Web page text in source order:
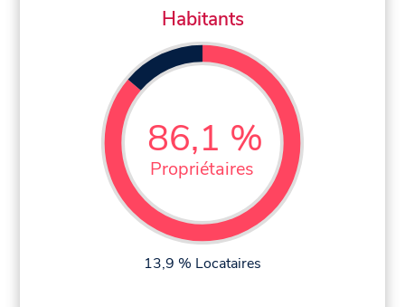
Habitants
86,1 %
Propriétaires
13,9 % Locataires